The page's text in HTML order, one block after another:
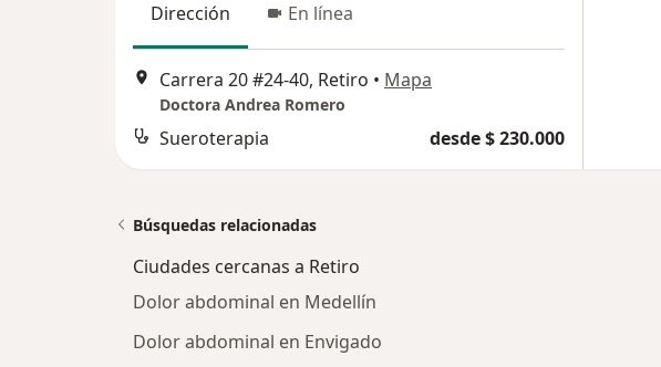
Dirección
En línea
Carrera 20 #24-40, Retiro • Mapa
Doctora Andrea Romero
Sueroterapia desde $ 230.000
Búsquedas relacionadas
Ciudades cercanas a Retiro
Dolor abdominal en Medellín
Dolor abdominal en Envigado